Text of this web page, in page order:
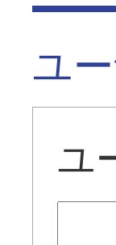
ユ
ユ